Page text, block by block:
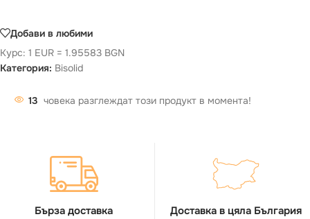
Добави в любими
Курс: 1 EUR = 1.95583 BGN
Категория: Bisolid
13 човека разглеждат този продукт в момента!
Бърза доставка Доставка в цяла България